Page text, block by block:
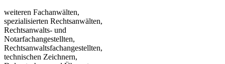
weiteren Fachanwälten,
spezialisierten Rechtsanwälten,
Rechtsanwalts- und
Notarfachangestellten,
Rechtsanwaltsfachangestellten,
technischen Zeichnern,